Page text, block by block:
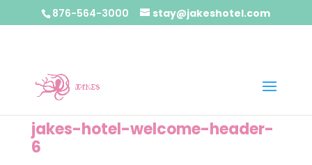
876-564-3000 stay@jakeshotel.com
jakes-hotel-welcome-header-
6